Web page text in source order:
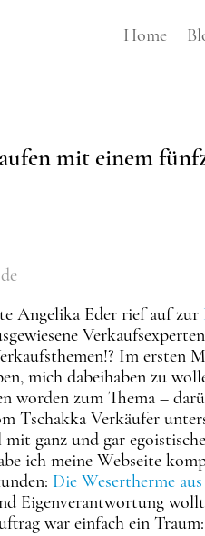
Home
mit einem
Angelika Eder rief auf zur
Im ersten
mich dabeihaben zu
worden zum Thema –
Tschakka Verkäufer
ganz und gar
ich meine Webseite
Die Wesertherme
Eigenverantwortung
war einfach ein Traum: